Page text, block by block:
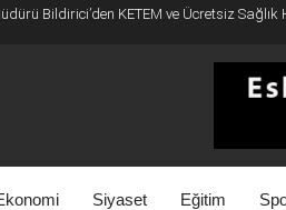
Bildirici’den KETEM ve Ücretsiz Sağlık
Siyaset Eğitim